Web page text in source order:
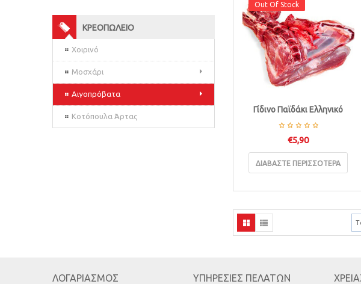
ΚΡΕΟΠΩΛΕΙΟ
Χοιρινό
Μοσχάρι
Αιγοπρόβατα
Κοτόπουλα Άρτας
Out Of Stock
Out Of Stock
Γίδινο Παϊδάκι Ελληνικό
€5,90
ΔΙΑΒΆΣΤΕ ΠΕΡΙΣΣΌΤΕΡΑ
ΛΟΓΑΡΙΑΣΜΟΣ ΥΠΗΡΕΣΙΕΣ ΠΕΛΑΤΩΝ